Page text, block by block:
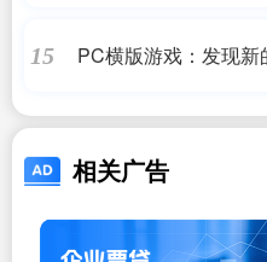
15 PC横版游戏：发现新
相关广告